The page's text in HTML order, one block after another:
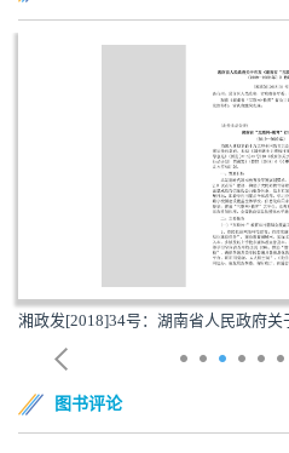
湘政发[2018]34号：湖南省人民政府关
图书评论